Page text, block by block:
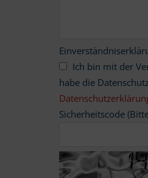
habe die
Sicherheitscode